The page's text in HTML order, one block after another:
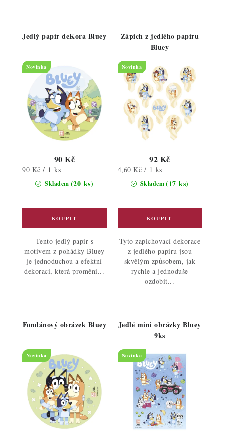
Jedlý papír deKora Bluey
Novinka
Skladem (20 ks)
90 Kč
Měrná
cena:
90 Kč / 1 ks
Tento jedlý papír s
motivem z pohádky Bluey
je jednoduchou a efektní
dekorací, která promění...
Zápich z jedlého papíru
Bluey
Novinka
Skladem(17 ks)
92 Kč
Měrná
cena:
4,60 Kč / 1 ks
Tyto zapichovací dekorace
z jedlého papíru jsou
skvělým způsobem, jak
rychle a jednoduše
ozdobit...
Fondánový obrázek Bluey
Novinka
Jedlé mini obrázky Bluey
9ks
Novinka